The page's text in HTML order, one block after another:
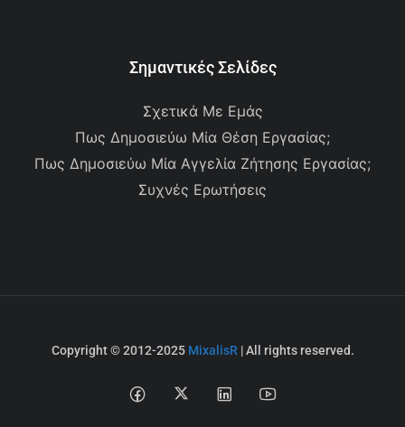
Σημαντικές Σελίδες
Σχετικά Με Εμάς
Πως Δημοσιεύω Μία Θέση Εργασίας;
Πως Δημοσιεύω Μία Αγγελία Ζήτησης Εργασίας;
Συχνές Ερωτήσεις
Copyright © 2012-2025 MixalisR | All rights reserved.